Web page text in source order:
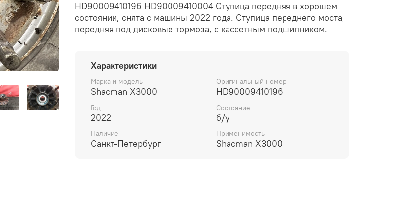
HD90009410196 HD90009410004 Ступица передняя в хорошем
состоянии, снята с машины 2022 года. Ступица переднего моста,
передняя под дисковые тормоза, с кассетным подшипником.
Характеристики
Марка и модель
Shacman X3000
Оригинальный номер
HD90009410196
Год
2022
Состояние
б/у
Наличие
Санкт-Петербург
Применимость
Shacman X3000